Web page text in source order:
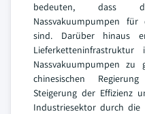
bedeuten, dass
Nassvakuumpumpen für
sind. Darüber hinaus
Nassvakuumpumpen
chinesischen
Steigerung der Effizienz
Industriesektor durch die